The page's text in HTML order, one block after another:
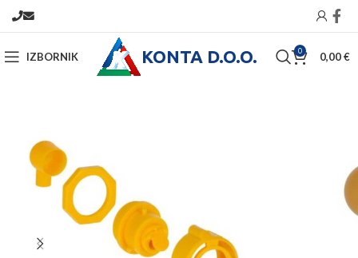
IZBORNIK KONTA D.O.O. 0 0,00€